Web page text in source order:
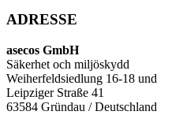
ADRESSE
asecos GmbH
Säkerhet och miljöskydd
Weiherfeldsiedlung 16-18 und
Leipziger Straße 41
63584 Gründau / Deutschland